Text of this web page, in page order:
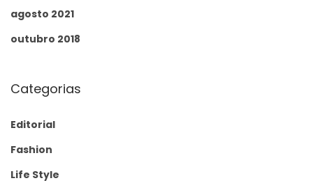
agosto 2021
outubro 2018
Categorias
Editorial
Fashion
Life Style